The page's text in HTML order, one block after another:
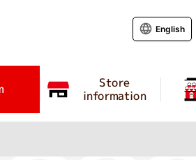
Store
information
English